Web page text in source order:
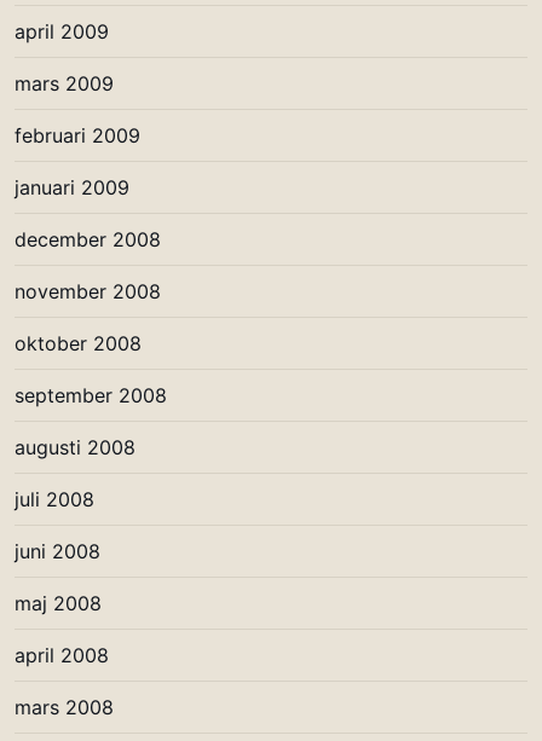
april 2009
mars 2009
februari 2009
januari 2009
december 2008
november 2008
oktober 2008
september 2008
augusti 2008
juli 2008
juni 2008
maj 2008
april 2008
mars 2008